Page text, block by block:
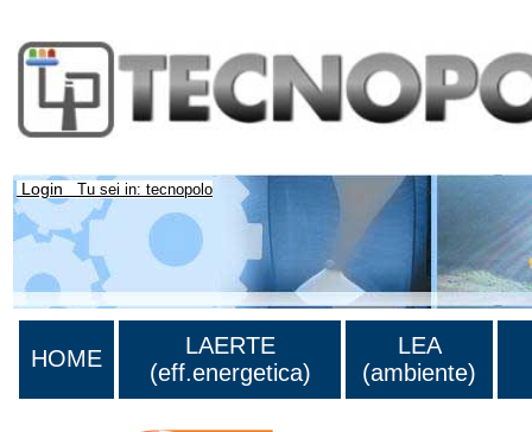
Login Tu sei in: tecnopolo
HOME
LAERTE
(eff.energetica)
LEA
(ambiente)